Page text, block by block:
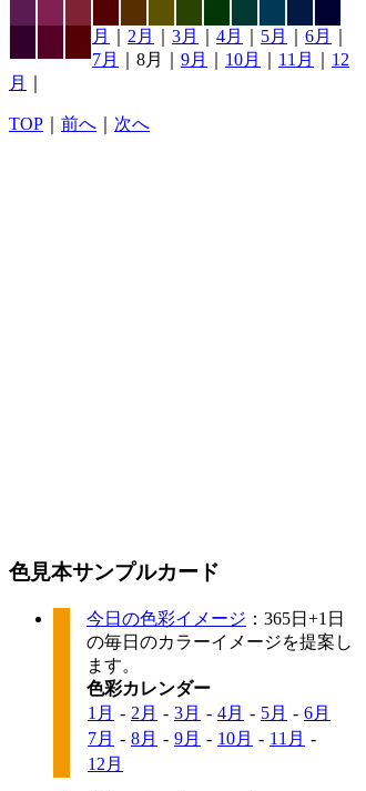
月 2月 3月 4月 5月 6月
7月
｜8月｜ 9月 10月 11月
12
月
TOP 前へ 次へ
色見本サンプルカード
今日の色彩イメージ ：365日+1日
の毎日のカラーイメージを提案し
ます。
色彩カレンダー
1月 - 2月 - 3月 - 4月 - 5月 - 6月
7月 - 8月 - 9月 - 10月 - 11月 -
12月